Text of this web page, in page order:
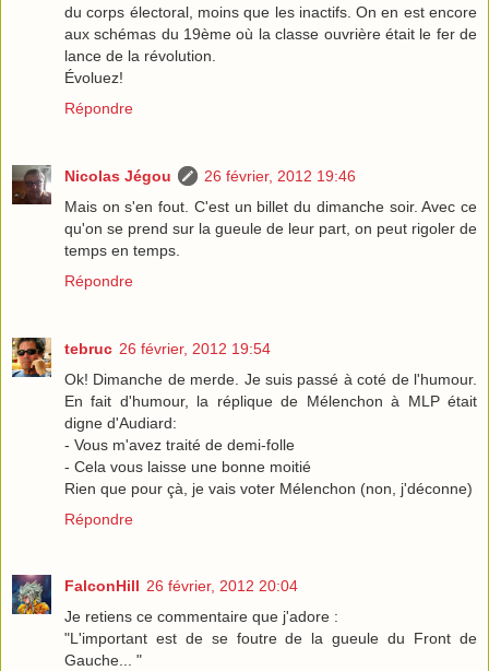
du corps électoral, moins que les inactifs. On en est encore
aux schémas du 19ème où la classe ouvrière était le fer de
lance de la révolution.
Évoluez!
Répondre
Nicolas Jégou
26 février, 2012 19:46
Mais on s'en fout. C'est un billet du dimanche soir. Avec ce
qu'on se prend sur la gueule de leur part, on peut rigoler de
temps en temps.
Répondre
tebruc 26 février, 2012 19:54
Ok! Dimanche de merde. Je suis passé à coté de l'humour.
En fait d'humour, la réplique de Mélenchon à MLP était
digne d'Audiard:
- Vous m'avez traité de demi-folle
- Cela vous laisse une bonne moitié
Rien que pour çà, je vais voter Mélenchon (non, j'déconne)
Répondre
FalconHill 26 février, 2012 20:04
Je retiens ce commentaire que j'adore :
"L'important est de se foutre de la gueule du Front de
Gauche... "